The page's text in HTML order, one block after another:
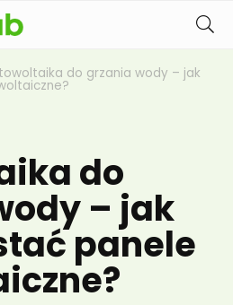
do grzania wody – jak
do
– jak
panele